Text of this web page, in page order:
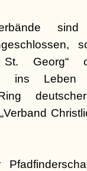
St.
ins Leben
deutscher